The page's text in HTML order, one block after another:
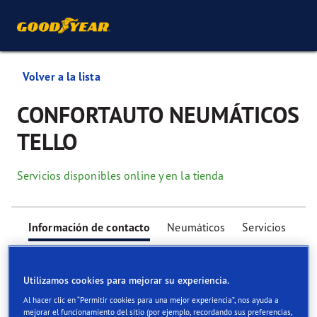
Volver a la lista
CONFORTAUTO NEUMÁTICOS
TELLO
Servicios disponibles online y en la tienda
Información de contacto Neumáticos Servicios
Utilizamos cookies para mejorar su experiencia.
Al hacer clic en “Permitir cookies para una mejor experiencia”, nos ayuda a
mejorar el funcionamiento del sitio (por ejemplo, recordando sus preferencias,